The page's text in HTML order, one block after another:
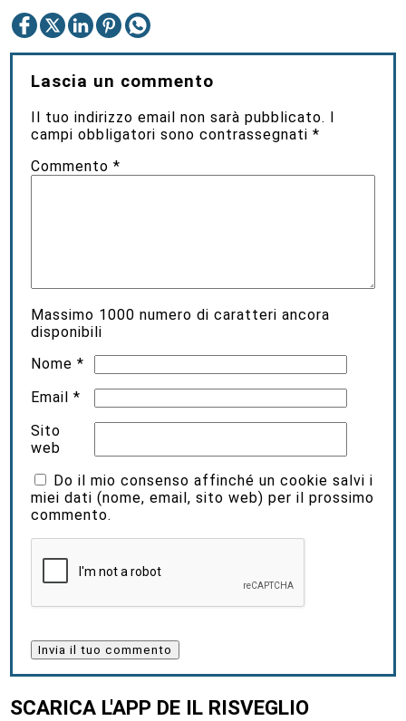
Lascia un commento
Il tuo indirizzo email non sarà pubblicato.
campi obbligatori sono contrassegnati*
Commento*
Massimo 1000 numero di caratteri ancora
disponibili
Nome*
Email*
Sito
web
Do il mio consenso affinché un cookie salvi i
miei dati (nome, email, sito web) per il prossimo
commento.
SCARICA L'APP DE IL RISVEGLIO